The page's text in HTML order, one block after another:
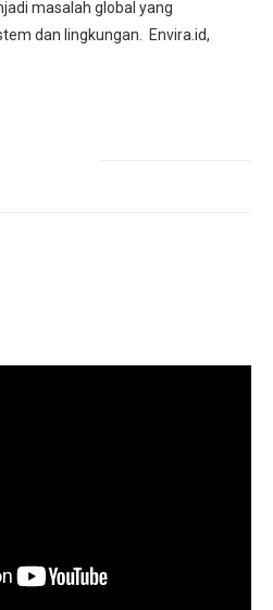
masalah global yang
dan lingkungan. Envira.id,